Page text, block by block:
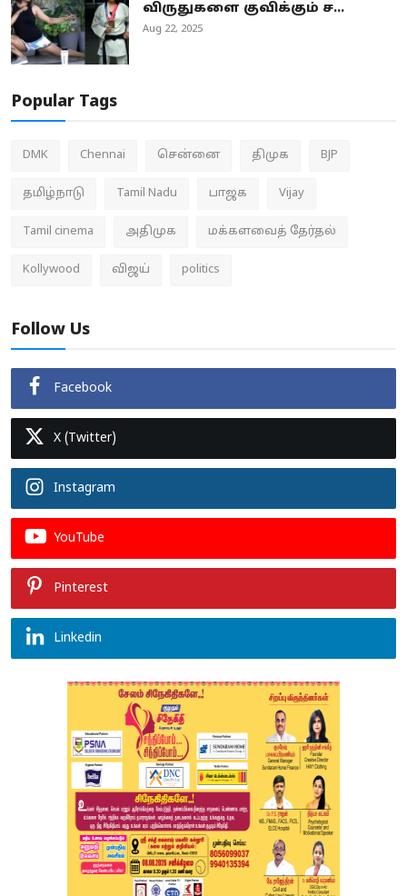
விருதுகளை குவிக்கும் ச...
Aug 22, 2025
Popular Tags
DMK Chennai சென்னை திமுக BJP
தமிழ்நாடு Tamil Nadu பாஜக Vijay
Tamil cinema அதிமுக மக்களவைத் தேர்தல்
Kollywood விஜய் politics
Follow Us
Facebook
X (Twitter)
Instagram
YouTube
Pinterest
Linkedin